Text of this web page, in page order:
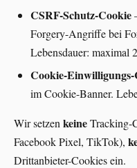
CSRF-Schutz-Cookie
Forgery-Angriffe bei
Lebensdauer: maximal
Cookie-
im Cookie-Banner.
Wir setzen keineTracking-
Facebook Pixel, TikTok),
Drittanbieter-Cookies ein.